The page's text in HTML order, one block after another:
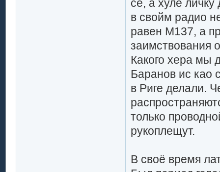
сё, а хуле
в свойм радио
равен М137, а
заимствования
Какого хера мы
Баранов ис као
в Риге делали.
только
рукоплещут.
В своё время